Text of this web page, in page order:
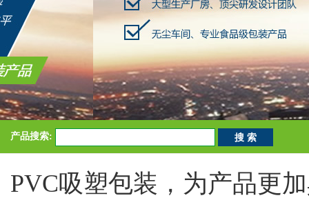
产品搜索:
PVC吸塑包装，为产品更